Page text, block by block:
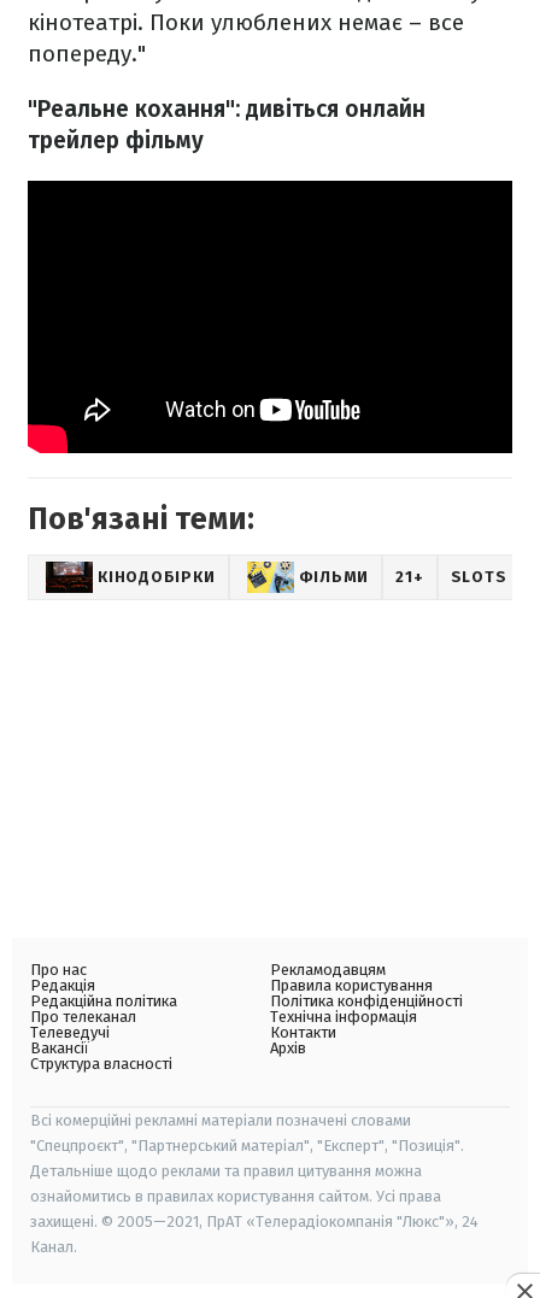
кінотеатрі. Поки улюблених немає – все
попереду."
"Реальне кохання": дивіться онлайн
трейлер фільму
Пов'язані теми:
КІНОДОБІРКИ ФІЛЬМИ 21+ SLOTS
Про нас
Редакція
Редакційна політика
Про телеканал
Телеведучі
Вакансії
Структура власності
Рекламодавцям
Правила користування
Політика конфіденційності
Технічна інформація
Контакти
Архів
Всі комерційні рекламні матеріали позначені словами
"Спецпроєкт", "Партнерський матеріал", "Експерт", "Позиція".
Детальніше щодо реклами та правил цитування можна
ознайомитись в правилах користування сайтом. Усі права
захищені. © 2005—2021, ПрАТ «Телерадіокомпанія "Люкс"», 24
Канал.